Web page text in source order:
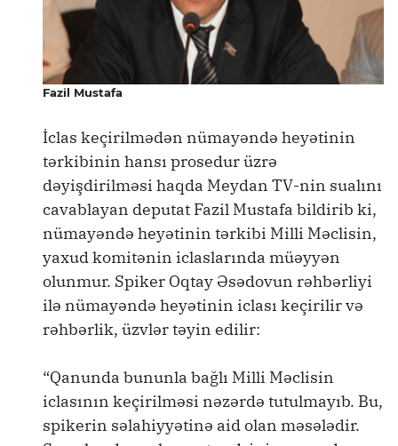
Fazil Mustafa
İclas keçirilmədən nümayəndə heyətinin
tərkibinin hansı prosedur üzrə
dəyişdirilməsi haqda Meydan TV-nin sualını
cavablayan deputat Fazil Mustafa bildirib ki,
nümayəndə heyətinin tərkibi Milli Məclisin,
yaxud komitənin iclaslarında müəyyən
olunmur. Spiker Oqtay Əsədovun rəhbərliyi
ilə nümayəndə heyətinin iclası keçirilir və
rəhbərlik, üzvlər təyin edilir:
“Qanunda bununla bağlı Milli Məclisin
iclasının keçirilməsi nəzərdə tutulmayıb. Bu,
spikerin səlahiyyətinə aid olan məsələdir.